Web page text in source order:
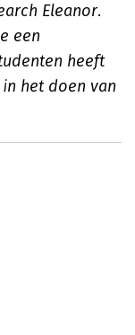
Eleanor.
een
heeft
het doen van